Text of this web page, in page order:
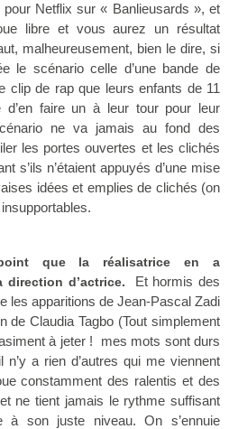
Netflix sur « Banlieusards », et
libre et vous aurez un résultat
malheureusement, bien le dire, si
le scénario celle d’une bande de
clip de rap que leurs enfants de 11
faire un à leur tour pour leur
ne va jamais au fond des
les portes ouvertes et les clichés
s’ils n’étaient appuyés d’une mise
idées et emplies de clichés (on
que la réalisatrice en a
direction d’actrice.
Et hormis des
les apparitions de Jean-Pascal Zadi
de Claudia Tagbo (Tout simplement
à jeter ! mes mots sont durs
n’y a rien d’autres qui me viennent
constamment des ralentis et des
ne tient jamais le rythme suffisant
à son juste niveau. On s’ennuie